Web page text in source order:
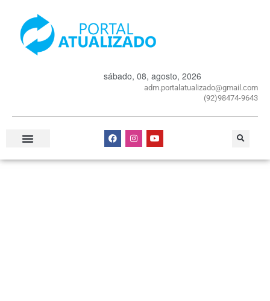
sábado, 08, agosto, 2026
adm.portalatualizado@gmail.com
(92)98474-9643